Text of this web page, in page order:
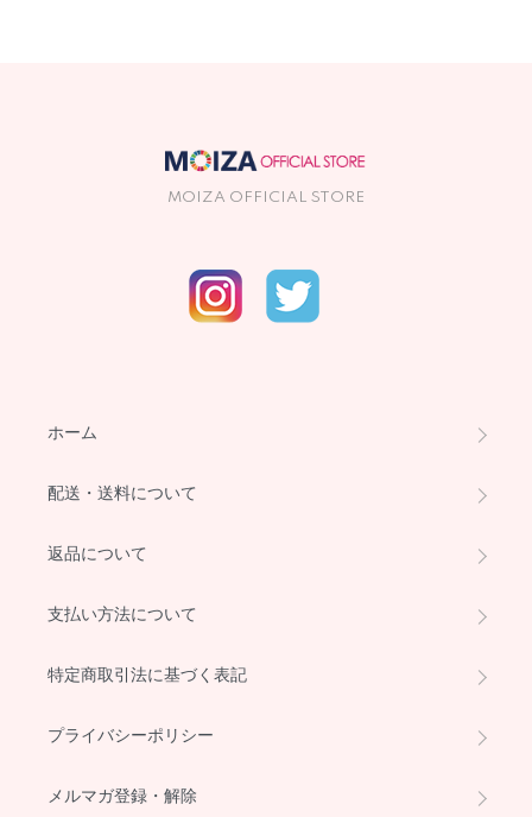
MOIZA OFFICIAL STORE
ホーム
配送・送料について
返品について
支払い方法について
特定商取引法に基づく表記
プライバシーポリシー
メルマガ登録・解除